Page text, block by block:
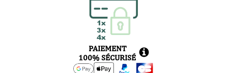
PAIEMENT
100% SÉCURISÉ